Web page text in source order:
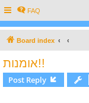
FAQ
Board index
אומנות!!
Post Reply